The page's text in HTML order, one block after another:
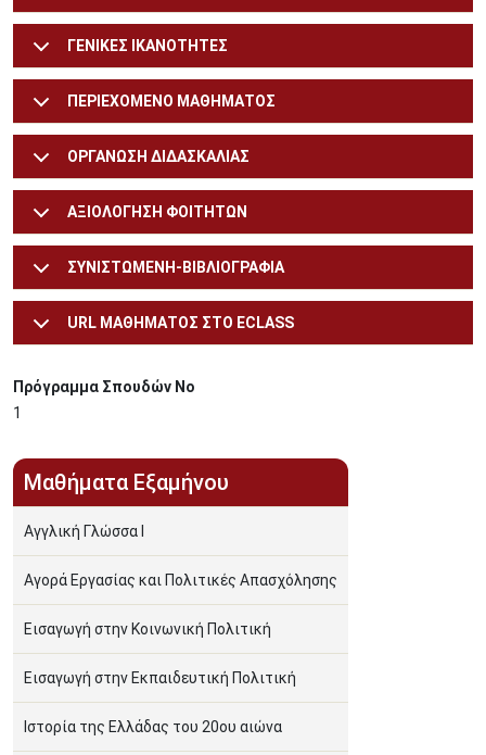
ΓΕΝΙΚΕΣ ΙΚΑΝΟΤΗΤΕΣ
ΠΕΡΙΕΧΟΜΕΝΟ ΜΑΘΗΜΑΤΟΣ
ΟΡΓΑΝΩΣΗ ΔΙΔΑΣΚΑΛΙΑΣ
ΑΞΙΟΛΟΓΗΣΗ ΦΟΙΤΗΤΩΝ
ΣΥΝΙΣΤΩΜΕΝΗ-ΒΙΒΛΙΟΓΡΑΦΙΑ
URL ΜΑΘΗΜΑΤΟΣ ΣΤΟ ECLASS
Πρόγραμμα Σπουδών Νο
1
Μαθήματα Εξαμήνου
Αγγλική Γλώσσα Ι
Αγορά Εργασίας και Πολιτικές Απασχόλησης
Εισαγωγή στην Κοινωνική Πολιτική
Εισαγωγή στην Εκπαιδευτική Πολιτική
Ιστορία της Ελλάδας του 20ου αιώνα